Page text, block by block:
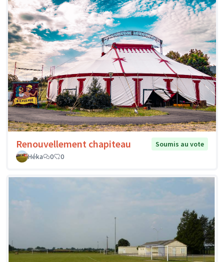
Renouvellement chapiteau
Soumis au vote
Héka
0 0